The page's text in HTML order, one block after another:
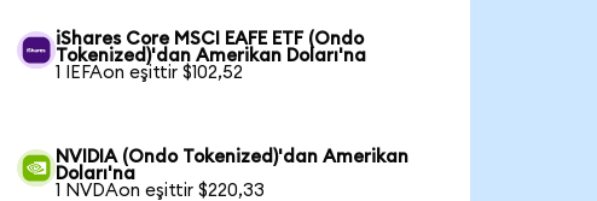
iShares Core MSCI EAFE ETF (Ondo
Tokenized)'dan Amerikan Doları'na
1 IEFAon eşittir $102,52
NVIDIA (Ondo Tokenized)'dan Amerikan
Doları'na
1 NVDAon eşittir $220,33